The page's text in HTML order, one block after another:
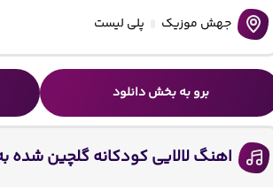
جهش موزیک پلی لیست
برو به بخش دانلود
اهنگ لالایی کودکانه گلچین شده